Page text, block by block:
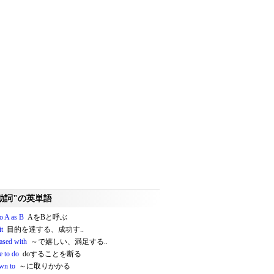
詞"の英単語
A as B AをBと呼ぶ
目的を達する、成功す..
with ～で嬉しい、満足する..
to do doすることを断る
to ～に取りかかる